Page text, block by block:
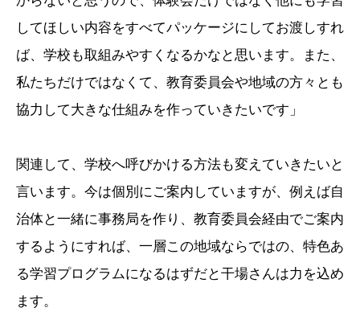
してほしい内容をすべてパッケージにしてお渡しすれ
ば、学校も取組みやすくなるかなと思います。また、
私たちだけではなくて、教育委員会や地域の方々とも
協力して大きな仕組みを作っていきたいです」
関連して、学校へ呼びかける方法も変えていきたいと
言います。今は個別にご案内していますが、例えば自
治体と一緒に事務局を作り、教育委員会経由でご案内
するようにすれば、一層この地域ならではの、特色あ
る学習プログラムになるはずだと干場さんは力を込め
ます。